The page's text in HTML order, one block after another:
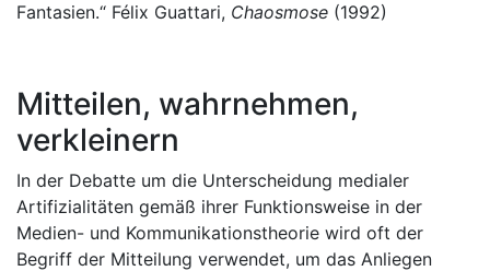
Fantasien.“ Félix Guattari, Chaosmose (1992)
Mitteilen, wahrnehmen,
verkleinern
In der Debatte um die Unterscheidung medialer
Artifizialitäten gemäß ihrer Funktionsweise in der
Medien- und Kommunikationstheorie wird oft der
Begriff der Mitteilung verwendet, um das Anliegen